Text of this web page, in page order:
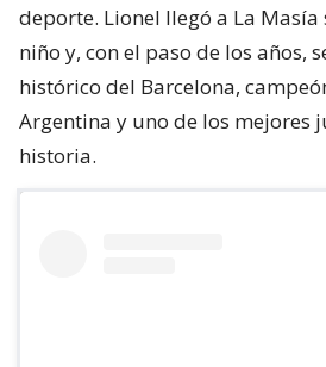
deporte. Lionel llegó a La
niño y, con el paso de los años,
histórico del Barcelona,
Argentina y uno de los mejores
historia.